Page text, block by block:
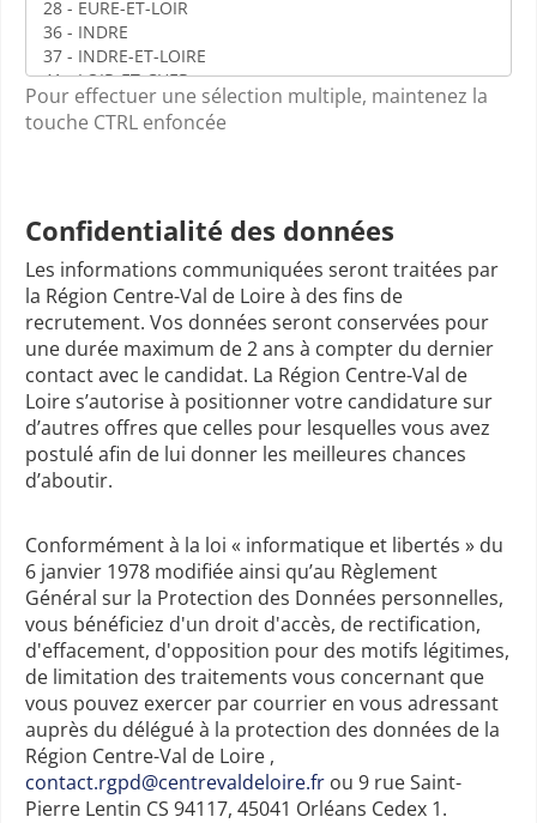
Pour effectuer une sélection multiple, maintenez la
touche CTRL enfoncée
Confidentialité des données
Les informations communiquées seront traitées par
la Région Centre-Val de Loire à des fins de
recrutement. Vos données seront conservées pour
une durée maximum de 2 ans à compter du dernier
contact avec le candidat. La Région Centre-Val de
Loire s’autorise à positionner votre candidature sur
d’autres offres que celles pour lesquelles vous avez
postulé afin de lui donner les meilleures chances
d’aboutir.
Conformément à la loi « informatique et libertés » du
6 janvier 1978 modifiée ainsi qu’au Règlement
Général sur la Protection des Données personnelles,
vous bénéficiez d'un droit d'accès, de rectification,
d'effacement, d'opposition pour des motifs légitimes,
de limitation des traitements vous concernant que
vous pouvez exercer par courrier en vous adressant
auprès du délégué à la protection des données de la
Région Centre-Val de Loire ,
contact.rgpd@centrevaldeloire.fr ou 9 rue Saint-
Pierre Lentin CS 94117, 45041 Orléans Cedex 1.